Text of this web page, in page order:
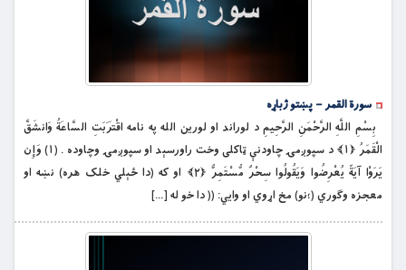
سورة القمر – پښتو ژباړه
بِسْمِ اللَّهِ الرَّحْمَنِ الرَّحِيمِ د لوراند او لورين الله په نامه اقْتَرَبَتِ السَّاعَةُ وَانشَقَّ
الْقَمَرُ ﴿۱﴾ د سپوږمۍ چاودنې ټاکلى وخت راورسېد او سپوږمۍ وچاوده . (۱) وَإِن
يَرَوْا آيَةً يُعْرِضُوا وَيَقُولُوا سِحْرٌ مُّسْتَمِرٌّ ﴿۲﴾ او كه (دا ځېلي خلک هره) نښه او
معجزه وګوري (؛نو) مخ اړوي او وايي: (( دا خو له […]